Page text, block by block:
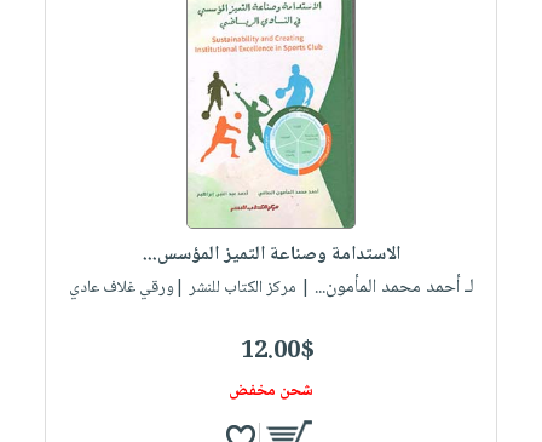
الاستدامة وصناعة التميز المؤسس...
لـ أحمد محمد المأمون... | مركز الكتاب للنشر |ورقي غلاف عادي
12.00$
شحن مخفض